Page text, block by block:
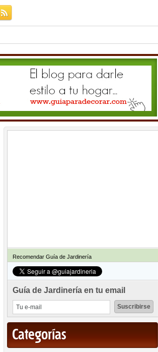
Recomendar Guía de Jardinería
Guía de Jardinería en tu email
Categorías